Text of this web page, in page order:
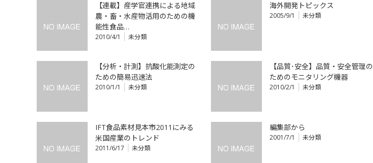
【連載】産学官連携による地域
農・畜・水産物活用のための機
能性食品…
2010/4/1 未分類
海外開発トピックス
2005/9/1 未分類
【分析・計測】抗酸化能測定の
ための簡易迅速法
2010/1/1 未分類
【品質･安全】品質・安全管理の
ためのモニタリング機器
2010/2/1 未分類
IFT食品素材見本市2011にみる
米国産業のトレンド
2011/6/17 未分類
編集部から
2001/7/1 未分類